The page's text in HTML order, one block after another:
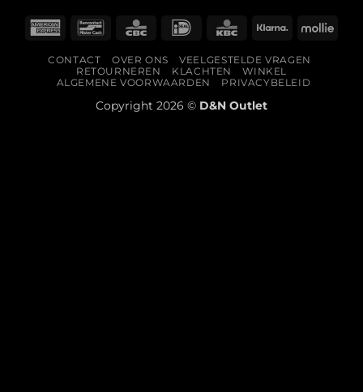
American BancontactCBC IDeal KBC Klarna
CONTACT OVER ONS
VEELGESTELDE VRAGEN
RETOURNEREN
KLACHTEN
WINKEL
ALGEMENE VOORWAARDEN
PRIVACYBELEID
Copyright 2026 © D&N Outlet